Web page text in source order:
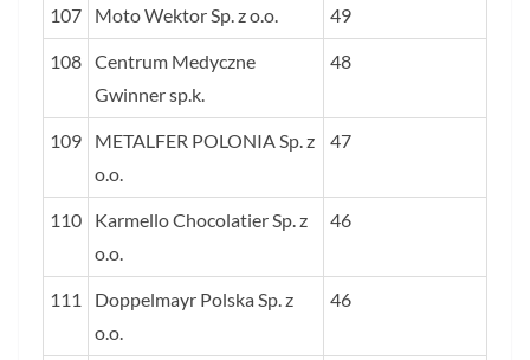
107 Moto Wektor Sp. z o.o. 49
108 Centrum Medyczne
Gwinner sp.k.
48
109
METALFER POLONIA Sp. z
o.o.
47
110
Karmello Chocolatier Sp. z
o.o.
46
111
Doppelmayr Polska Sp. z
o.o.
46